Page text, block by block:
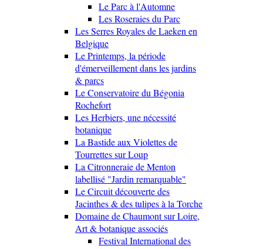
Le Parc à l'Automne
Les Roseraies du Parc
Les Serres Royales de Laeken en
Belgique
Le Printemps, la période
d'émerveillement dans les jardins
& parcs
Le Conservatoire du Bégonia
Rochefort
Les Herbiers, une nécessité
botanique
La Bastide aux Violettes de
Tourrettes sur Loup
La Citronneraie de Menton
labellisé "Jardin remarquable"
Le Circuit découverte des
Jacinthes & des tulipes à la Torche
Domaine de Chaumont sur Loire,
Art & botanique associés
Festival International des